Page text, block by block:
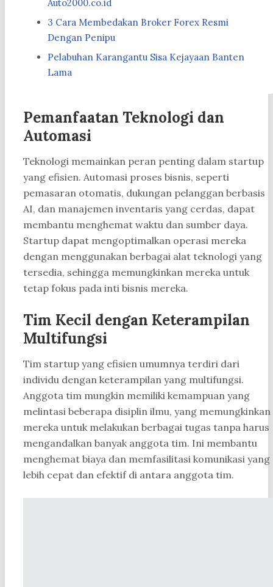
Auto2000.co.id
3 Cara Membedakan Broker Forex Resmi
Dengan Penipu
Pelabuhan Karangantu Sisa Kejayaan Banten
Lama
Pemanfaatan Teknologi dan
Automasi
Teknologi memainkan peran penting dalam startup
yang efisien. Automasi proses bisnis, seperti
pemasaran otomatis, dukungan pelanggan berbasis
AI, dan manajemen inventaris yang cerdas, dapat
membantu menghemat waktu dan sumber daya.
Startup dapat mengoptimalkan operasi mereka
dengan menggunakan berbagai alat teknologi yang
tersedia, sehingga memungkinkan mereka untuk
tetap fokus pada inti bisnis mereka.
Tim Kecil dengan Keterampilan
Multifungsi
Tim startup yang efisien umumnya terdiri dari
individu dengan keterampilan yang multifungsi.
Anggota tim mungkin memiliki kemampuan yang
melintasi beberapa disiplin ilmu, yang memungkinkan
mereka untuk melakukan berbagai tugas tanpa harus
mengandalkan banyak anggota tim. Ini membantu
menghemat biaya dan memfasilitasi komunikasi yang
lebih cepat dan efektif di antara anggota tim.